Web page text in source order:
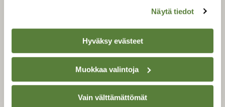
Näytä tiedot
Hyväksy evästeet
Muokkaa valintoja
Vain välttämättömät
tilaajapalvelu@sll.fi
(09) 228 08 210 (arkisin klo 9-15)